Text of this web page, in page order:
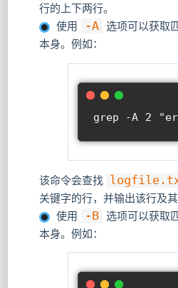
行的上下两行。
使用
-A 选项可以获取
本身。例如：
grep -A 2
该命令会查找
关键字的行，并输出该行及其
使用
-B 选项可以获取
本身。例如：